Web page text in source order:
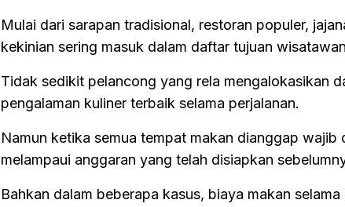
Mulai dari sarapan tradisional, restoran populer,
kekinian sering masuk dalam daftar tujuan
Tidak sedikit pelancong yang rela mengalokasikan
pengalaman kuliner terbaik selama perjalanan.
Namun ketika semua tempat makan dianggap
melampaui anggaran yang telah disiapkan
Bahkan dalam beberapa kasus, biaya makan